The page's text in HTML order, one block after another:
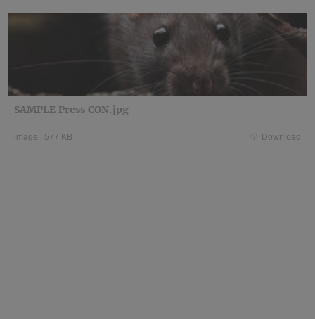
SAMPLE Press CON.jpg
image | 577 KB Download